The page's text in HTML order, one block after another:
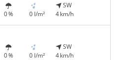
0 % 0 l/m²
SW
4 km/h
0 % 0 l/m²
SW
4 km/h